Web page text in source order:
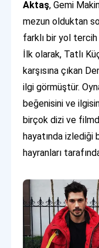
Aktaş, Gemi
mezun olduktan
farklı bir yol
İlk olarak, Tatlı
karşısına çıkan
ilgi görmüştür.
beğenisini ve
birçok dizi ve
hayatında izlediği
hayranları